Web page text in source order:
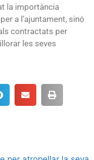
la importància
a l’ajuntament, sinó
contractats per
les seves